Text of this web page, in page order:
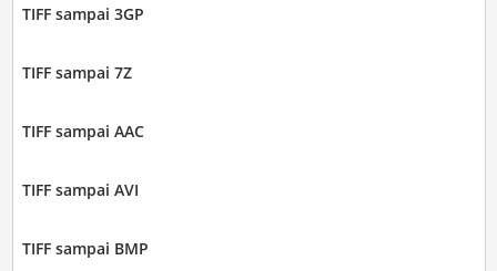
TIFF sampai 3GP
TIFF sampai 7Z
TIFF sampai AAC
TIFF sampai AVI
TIFF sampai BMP